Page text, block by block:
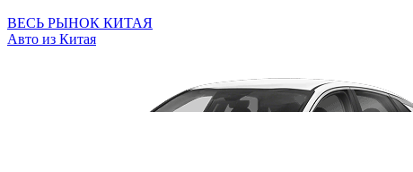
ВЕСЬ РЫНОК КИТАЯ
Авто из Китая